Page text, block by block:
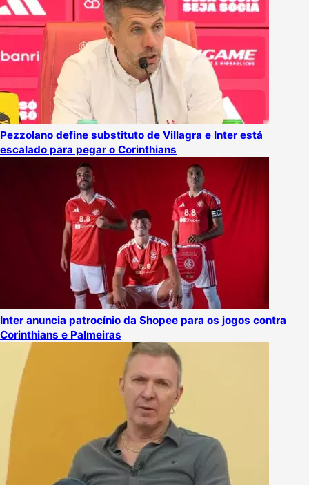
Pezzolano define substituto de Villagra e Inter está
escalado para pegar o Corinthians
Inter anuncia patrocínio da Shopee para os jogos contra
Corinthians e Palmeiras